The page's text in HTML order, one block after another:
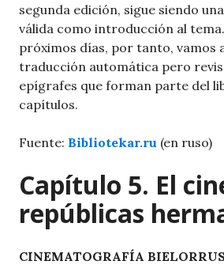
segunda edición, sigue siendo
válida como introducción al
próximos días, por tanto, vamos
traducción automática pero
epígrafes que forman parte del
capítulos.
Fuente: Bibliotekar.ru (en ruso)
Capítulo 5. El
repúblicas
CINEMATOGRAFÍA